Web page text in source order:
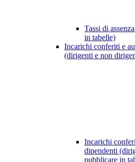
Tassi di
in tabelle)
Incarichi conferiti e
(dirigenti e non
Incarichi
dipendenti
pubblicare in